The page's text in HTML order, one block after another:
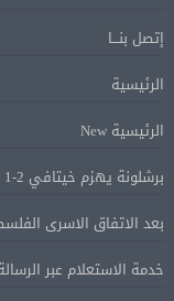
ماكرون: الاتحاد
على روسيا لوقف الحرب
البيان الختامى لاجتماع
الإسرائيلية بالقدس..
ترامب: مضيق هرمز
قاسية
إتصل بنـــا
الرئيسية
الرئيسية New
برشلونة يهزم خيتافي 2-1 بالدوري الأسباني
بعد الاتفاق الاسرى
خدمة الاستعلام عبر